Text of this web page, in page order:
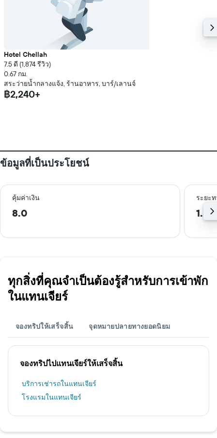
Hotel Chellah
7.5 ดี (1,874 รีวิว)
0.67 กม.
สระว่ายน้ำกลางแจ้ง, ร้านอาหาร, บาร์/เลานจ์
฿2,240+
ข้อมูลที่เป็นประโยชน์
คุ้มค่าเงิน ระยะท
8.0 1.5
ทุกสิ่งที่คุณจำเป็นต้องรู้สำหรับการเข้าพัก
ในแทนเจียร์
จองทริปให้เสร็จสิ้น จุดหมายปลายทางยอดนิยม
จองทริปไปแทนเจียร์ให้เสร็จสิ้น
บริการเช่ารถในแทนเจียร์
โรงแรมในแทนเจียร์